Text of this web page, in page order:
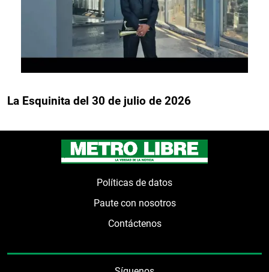
La Esquinita del 30 de julio de 2026
Políticas de datos
Paute con nosotros
Contáctenos